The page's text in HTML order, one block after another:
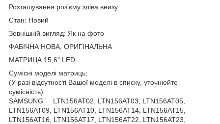
Розташування роз'єму зліва внизу
Стан: Новий
Зовнішній вигляд: Як на фото
ФАБІЧНА НОВА, ОРИГІНАЛЬНА
МАТРИЦА 15,6" LED
Сумісні моделі матриць:
(У разі відсутності Вашої моделі в списку, уточнюйте
сумісність)
SAMSUNG LTN156AT02, LTN156AT03, LTN156AT05,
LTN156AT09, LTN156AT10, LTN156AT14, LTN156AT15,
LTN156AT16, LTN156AT17, LTN156AT22, LTN156AT23,